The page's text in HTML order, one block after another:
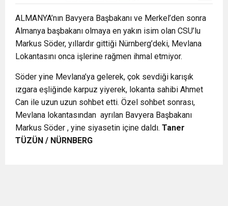
ALMANYA’nın Bavyera Başbakanı ve Merkel’den sonra
Almanya başbakanı olmaya en yakın isim olan CSU’lu
Markus Söder, yıllardır gittiği Nürnberg’deki, Mevlana
Lokantasını onca işlerine rağmen ihmal etmiyor.
Söder yine Mevlana’ya gelerek, çok sevdiği karışık
ızgara eşliğinde karpuz yiyerek, lokanta sahibi Ahmet
Can ile uzun uzun sohbet etti. Özel sohbet sonrası,
Mevlana lokantasından ayrılan Bavyera Başbakanı
Markus Söder , yine siyasetin içine daldı. Taner
TÜZÜN / NÜRNBERG